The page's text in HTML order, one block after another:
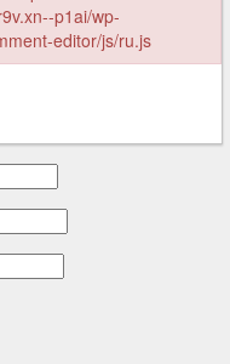
p1ai/wp-
editor/js/ru.js